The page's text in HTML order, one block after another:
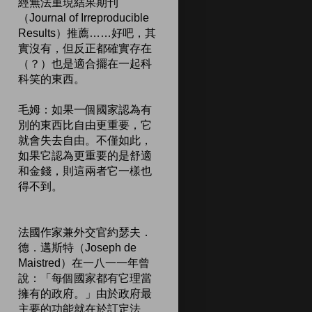
經無法重現結果期刊
（Journal of Irreproducible
Results）推薦……好吧，其
實沒有，但反正都確實存在
（？）也是適合擺在一起科
科笑的東西。
毛姆：如果一個國家認為有
別的東西比自由更重要，它
就會失去自由。不僅如此，
如果它認為更重要的是舒適
和金錢，則這兩者它一樣也
得不到。
法國作家兼外交官約瑟夫．
德．邁斯特（Joseph de
Maistred）在一八一一年曾
說：「每個國家都有它理當
擁有的政府。」由於政府最
主要的功能就在於訂定法